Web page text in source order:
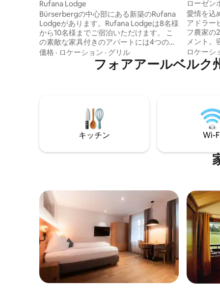
ン・アパート
Rufana Lodge
Bürserbergの中心部にある新築のRufana
Lodgeがあります。Rufana Lodgeは8名様
から10名様までご宿泊いただけます。 こ
の素敵な家具付きのアパートには4つのダ
ブルベッドルームがあり、そのうち3つは
専用のバスルームとソファベッドを備え
の睡眠に最適な客室の空気を提供しま
価格 · ロケーション · グリル
アパート
ローゼン
ートメン
愛情を込
アドラービル
フ農家の
メント。
ッド可）
チン、
子レンジ
望む南
低い（
スの魅力
ロケーシ
フォアアールベルク
キッチン Wi-